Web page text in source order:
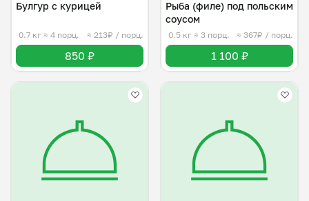
Булгур с курицей
0.7 кг ≈ 4 порц. ≈ 213₽ / порц.
850 ₽
Рыба (филе) под польским
соусом
0.5 кг ≈ 3 порц. ≈ 367₽ / порц.
1 100 ₽